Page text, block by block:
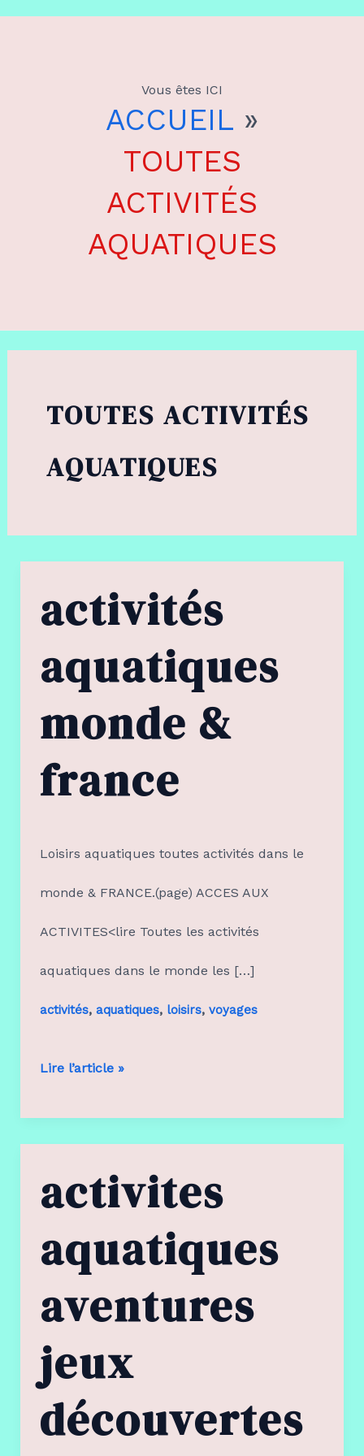
Aller
Vous êtes ICI
ACCUEIL »
TOUTES
ACTIVITÉS
AQUATIQUES
TOUTES ACTIVITÉS
AQUATIQUES
activités
aquatiques
monde &
france
Loisirs aquatiques toutes activités dans le
monde & FRANCE.(page) ACCES AUX
ACTIVITES<lire Toutes les activités
aquatiques dans le monde les […]
activités, aquatiques, loisirs, voyages
activités
monde
&
Lire l’article »
activites
aquatiques
aventures
jeux
découvertes